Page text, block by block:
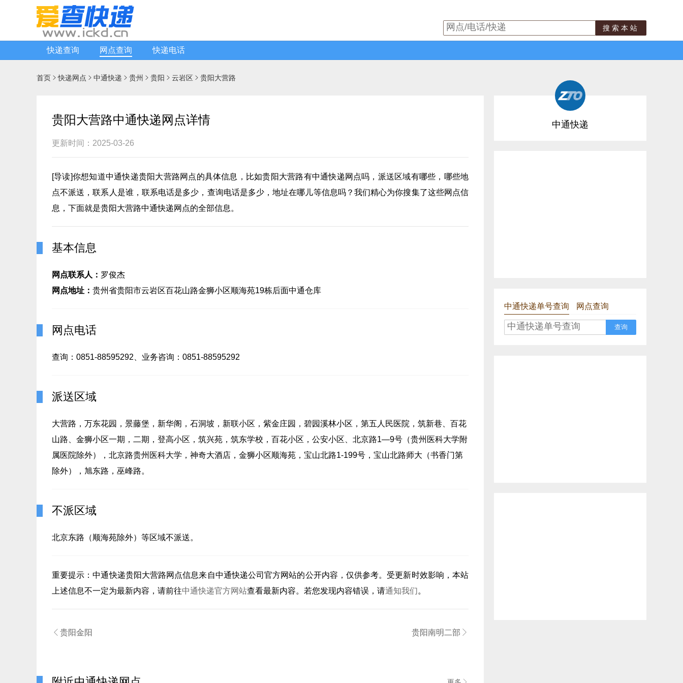
搜索本站
快递查询 网点查询 快递电话
首页 快递网点  中通快递  贵州  贵阳  云岩区  贵阳大营路
贵阳大营路中通快递网点详情
更新时间：2025-03-26
[导读]你想知道中通快递贵阳大营路网点的具体信息，比如贵阳大营路有中通快递网点吗，派送区域有哪些，哪些地
点不派送，联系人是谁，联系电话是多少，查询电话是多少，地址在哪儿等信息吗？我们精心为你搜集了这些网点信
息，下面就是贵阳大营路中通快递网点的全部信息。
基本信息
网点联系人： 罗俊杰
网点地址： 贵州省贵阳市云岩区百花山路金狮小区顺海苑19栋后面中通仓库
网点电话
查询：0851-88595292、业务咨询：0851-88595292
派送区域
大营路，万东花园，景藤堡，新华阁，石洞坡，新联小区，紫金庄园，碧园溪林小区，第五人民医院，筑新巷、百花
山路、金狮小区一期，二期，登高小区，筑兴苑，筑东学校，百花小区，公安小区、北京路1—9号（贵州医科大学附
属医院除外），北京路贵州医科大学，神奇大酒店，金狮小区顺海苑，宝山北路1-199号，宝山北路师大（书香门第
除外），旭东路，巫峰路。
不派区域
北京东路（顺海苑除外）等区域不派送。
重要提示：中通快递贵阳大营路网点信息来自中通快递公司官方网站的公开内容，仅供参考。受更新时效影响，本站
上述信息不一定为最新内容，请前往中通快递官方网站查看最新内容。若您发现内容错误，请通知我们。
 贵阳金阳 贵阳南明二部 
中通快递
中通快递单号查询 网点查询
查询